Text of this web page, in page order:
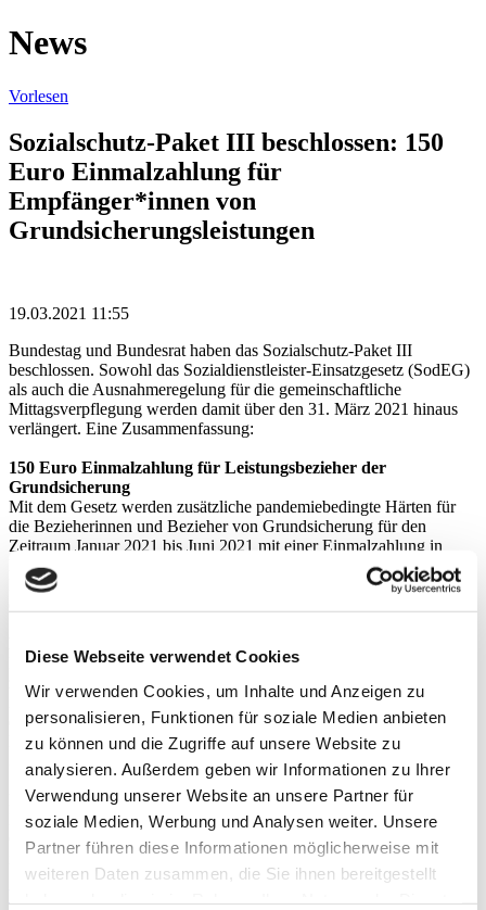
Diese Webseite verwendet Cookies
Wir verwenden Cookies, um Inhalte und Anzeigen zu
personalisieren, Funktionen für soziale Medien anbieten
zu können und die Zugriffe auf unsere Website zu
analysieren. Außerdem geben wir Informationen zu Ihrer
Verwendung unserer Website an unsere Partner für
soziale Medien, Werbung und Analysen weiter. Unsere
Partner führen diese Informationen möglicherweise mit
weiteren Daten zusammen, die Sie ihnen bereitgestellt
News
Vorlesen
Sozialschutz-Paket III beschlossen: 150
Euro Einmalzahlung für
Empfänger*innen von
Grundsicherungsleistungen
19.03.2021 11:55
Bundestag und Bundesrat haben das Sozialschutz-Paket III
beschlossen. Sowohl das Sozialdienstleister-Einsatzgesetz (SodEG)
als auch die Ausnahmeregelung für die gemeinschaftliche
Mittagsverpflegung werden damit über den 31. März 2021 hinaus
verlängert. Eine Zusammenfassung:
150 Euro Einmalzahlung für Leistungsbezieher der
Grundsicherung
Mit dem Gesetz werden zusätzliche pandemiebedingte Härten für
die Bezieherinnen und Bezieher von Grundsicherung für den
Zeitraum Januar 2021 bis Juni 2021 mit einer Einmalzahlung in
Höhe von 150 Euro abgemildert. Das entspricht einer monatlichen
Kompensation von 25 Euro. Ein besonderer Antrag ist hierfür nicht
Die Schließungen der Schulen und sozialen Einrichtungen führen
zum Wegfall der gemeinschaftlichen Mittagsverpflegung, die daher
individuell sichergestellt werden muss. Die Regelungen im SGB II,
dem SGB XII und dem BVG zur Kostenerstattung für die
Mittagsverpflegung inklusive der Lieferkosten werden ebenfalls bis
31.12.2021 verlängert.
Inkrafttreten des Sozialschutz-Paket III
Nach Unterzeichnung durch den Bundespräsidenten kann das
Gesetz im Bundesgesetzblatt verkündet werden. Es soll am 1.4.2021
in Kraft treten.